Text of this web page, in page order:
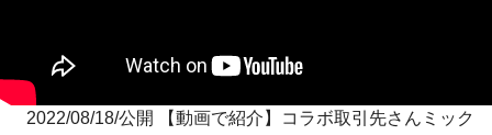
2022/08/18/公開 【動画で紹介】コラボ取引先さんミック